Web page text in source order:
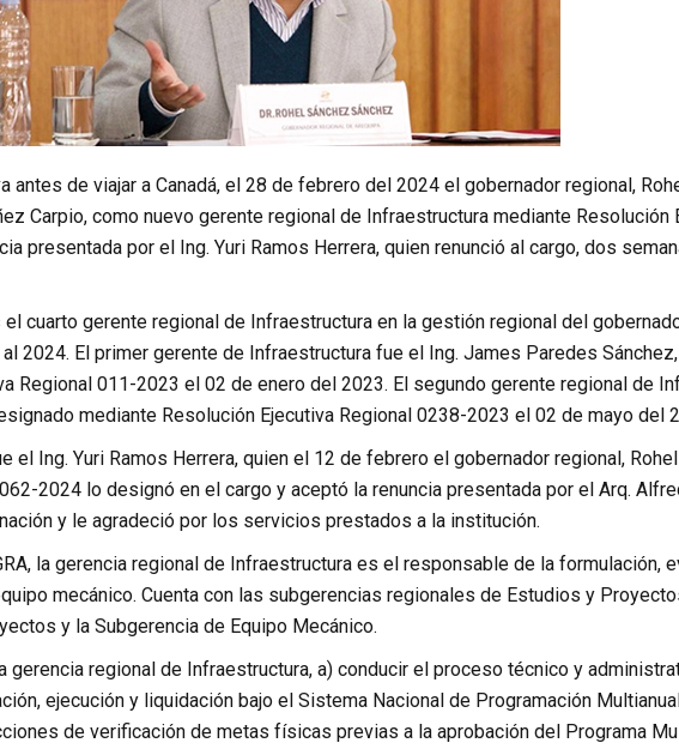
antes de viajar a Canadá, el 28 de febrero del 2024 el gobernador regional,
Carpio, como nuevo gerente regional de Infraestructura mediante Resolución
presentada por el Ing. Yuri Ramos Herrera, quien renunció al cargo, dos
cuarto gerente regional de Infraestructura en la gestión regional del
2024. El primer gerente de Infraestructura fue el Ing. James Paredes
Regional 011-2023 el 02 de enero del 2023. El segundo gerente regional de
mediante Resolución Ejecutiva Regional 0238-2023 el 02 de mayo del
el Ing. Yuri Ramos Herrera, quien el 12 de febrero el gobernador regional,
2024 lo designó en el cargo y aceptó la renuncia presentada por el Arq.
y le agradeció por los servicios prestados a la institución.
la gerencia regional de Infraestructura es el responsable de la formulación,
mecánico. Cuenta con las subgerencias regionales de Estudios y
y la Subgerencia de Equipo Mecánico.
gerencia regional de Infraestructura, a) conducir el proceso técnico y
ejecución y liquidación bajo el Sistema Nacional de Programación
de verificación de metas físicas previas a la aprobación del Programa